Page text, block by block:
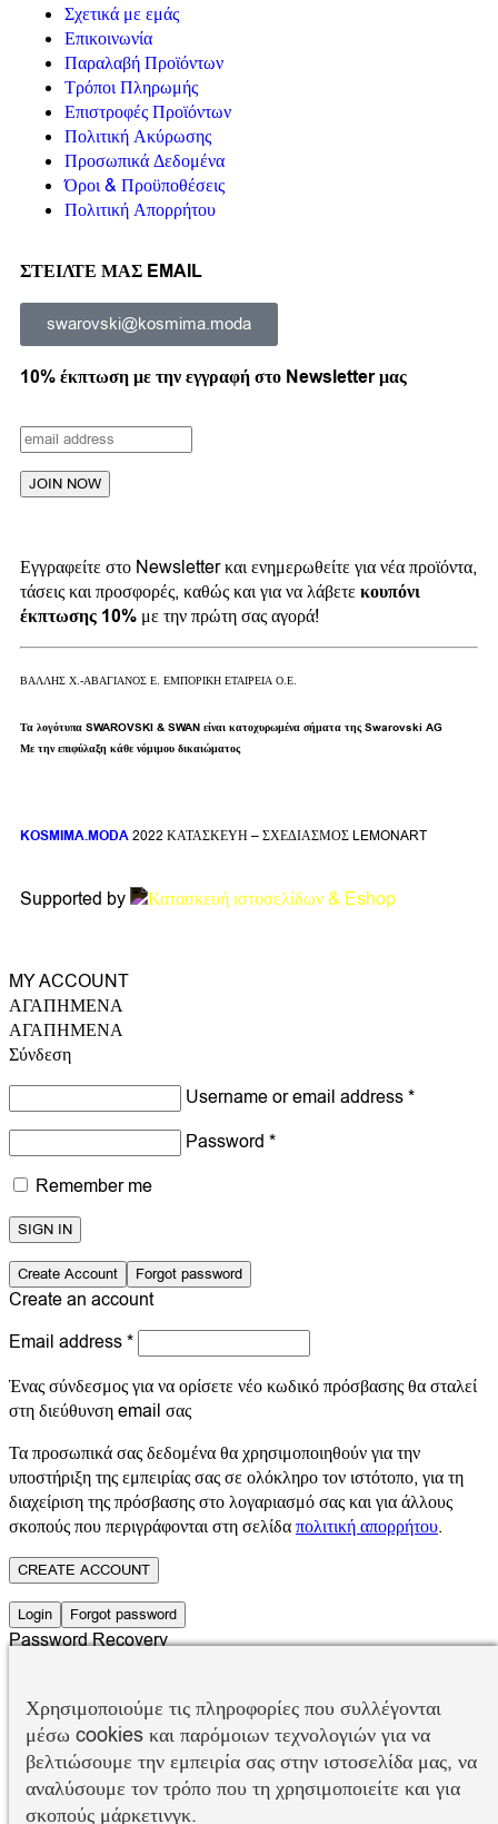
Σχετικά με εμάς
Επικοινωνία
Παραλαβή Προϊόντων
Τρόποι Πληρωμής
Επιστροφές Προϊόντων
Πολιτική Ακύρωσης
Προσωπικά Δεδομένα
Όροι & Προϋποθέσεις
Πολιτική Απορρήτου
ΣΤΕΙΛΤΕ ΜΑΣ EMAIL
swarovski@kosmima.moda
10% έκπτωση με την εγγραφή στο Newsletter μας
Εγγραφείτε στο Newsletter και ενημερωθείτε για νέα προϊόντα,
τάσεις και προσφορές, καθώς και για να λάβετεκουπόνι
έκπτωσης 10% με την πρώτη σας αγορά!
ΒΑΛΛΗΣ Χ.-ΑΒΑΓΙΑΝΟΣ Ε. ΕΜΠΟΡΙΚΗ ΕΤΑΙΡΕΙΑ Ο.Ε.
Τα λογότυπα SWAROVSKI & SWAN είναι κατοχυρωμένα σήματα της Swarovski AG
Με την επιφύλαξη κάθε νόμιμου δικαιώματος
KOSMIMA.MODA2022 ΚΑΤΑΣΚΕΥΗ – ΣΧΕΔΙΑΣΜΟΣ LEMONART
Supported by
MY ACCOUNT
ΑΓΑΠΗΜΕΝΑ
ΑΓΑΠΗΜΕΝΑ
Σύνδεση
Username or email address*
Password *
Remember me
SIGN IN
Create Account Forgot password
Create an account
Email address*
Ένας σύνδεσμος για να ορίσετε νέο κωδικό πρόσβασης θα σταλεί
στη διεύθυνση email σας
Τα προσωπικά σας δεδομένα θα χρησιμοποιηθούν για την
υποστήριξη της εμπειρίας σας σε ολόκληρο τον ιστότοπο, για τη
διαχείριση της πρόσβασης στο λογαριασμό σας και για άλλους
σκοπούς που περιγράφονται στη σελίδαπολιτική απορρήτου.
CREATE ACCOUNT
Login Forgot password
Password Recovery
ή τη διεύθυνση email σας. Θα λάβετε έναν σύνδεσμο για να
δημιουργήσετε ένα νέο κωδικό μέσω email.
Όνομα χρήστη ή email
Επαναφορά συνθηματικού
Χρησιμοποιούμε τις πληροφορίες που συλλέγονται
μέσω cookies και παρόμοιων τεχνολογιών για να
βελτιώσουμε την εμπειρία σας στην ιστοσελίδα μας, να
αναλύσουμε τον τρόπο που τη χρησιμοποιείτε και για
σκοπούς μάρκετινγκ.